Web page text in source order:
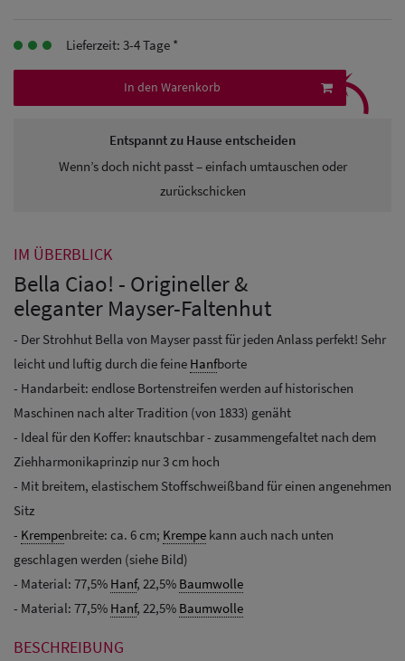
Herren
Sonnenschilder
Snapback Caps
Lieferzeit: 3-4 Tage *
In den Warenkorb
Entspannt zu Hause entscheiden
Wenn’s doch nicht passt – einfach umtauschen oder
zurückschicken
⤹
IM ÜBERBLICK
Bella Ciao! - Origineller &
eleganter Mayser-Faltenhut
- Der Strohhut Bella von Mayser passt für jeden Anlass perfekt! Sehr
leicht und luftig durch die feine Hanfborte
- Handarbeit: endlose Bortenstreifen werden auf historischen
Maschinen nach alter Tradition (von 1833) genäht
- Ideal für den Koffer: knautschbar - zusammengefaltet nach dem
Ziehharmonikaprinzip nur 3 cm hoch
- Mit breitem, elastischem Stoffschweißband für einen angenehmen
Sitz
- Krempenbreite: ca. 6 cm; Krempe kann auch nach unten
geschlagen werden (siehe Bild)
- Material: 77,5% Hanf, 22,5% Baumwolle
- Material: 77,5% Hanf, 22,5% Baumwolle
BESCHREIBUNG